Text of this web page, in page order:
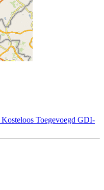
Kosteloos Toegevoegd GDI-